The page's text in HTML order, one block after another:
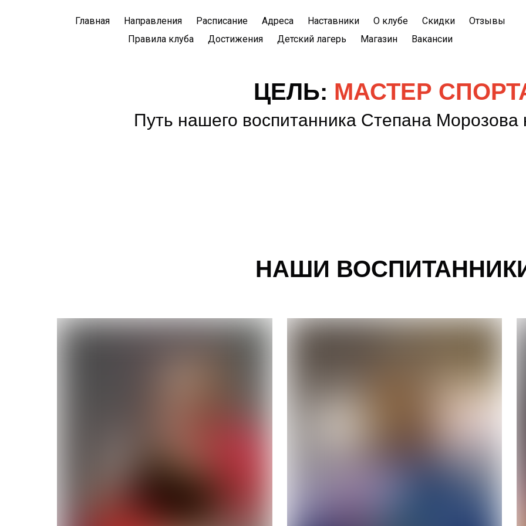
Главная Направления Расписание Адреса Наставники О клубе Скидки
Отзывы
Правила клуба
Достижения Детский лагерь Магазин Вакансии
ЦЕЛЬ: МАСТЕР
Путь нашего воспитанника Степана Морозова
НАШИ